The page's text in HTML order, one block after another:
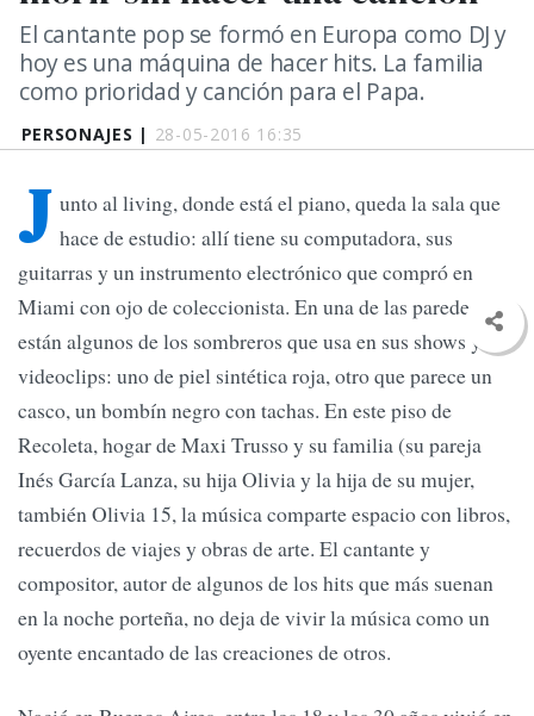
PERSONAJES | 28-05-2016 16:35
El cantante pop se formó en Europa como DJ y
hoy es una máquina de hacer hits. La familia
como prioridad y canción para el Papa.
J unto al living, donde está el piano, queda la sala que
hace de estudio: allí tiene su computadora, sus
guitarras y un instrumento electrónico que compró en
Miami con ojo de coleccionista. En una de las paredes
están algunos de los sombreros que usa en sus shows y
videoclips: uno de piel sintética roja, otro que parece un
casco, un bombín negro con tachas. En este piso de
Recoleta, hogar de Maxi Trusso y su familia (su pareja
Inés García Lanza, su hija Olivia y la hija de su mujer,
también Olivia 15, la música comparte espacio con libros,
recuerdos de viajes y obras de arte. El cantante y
compositor, autor de algunos de los hits que más suenan
en la noche porteña, no deja de vivir la música como un
oyente encantado de las creaciones de otros.